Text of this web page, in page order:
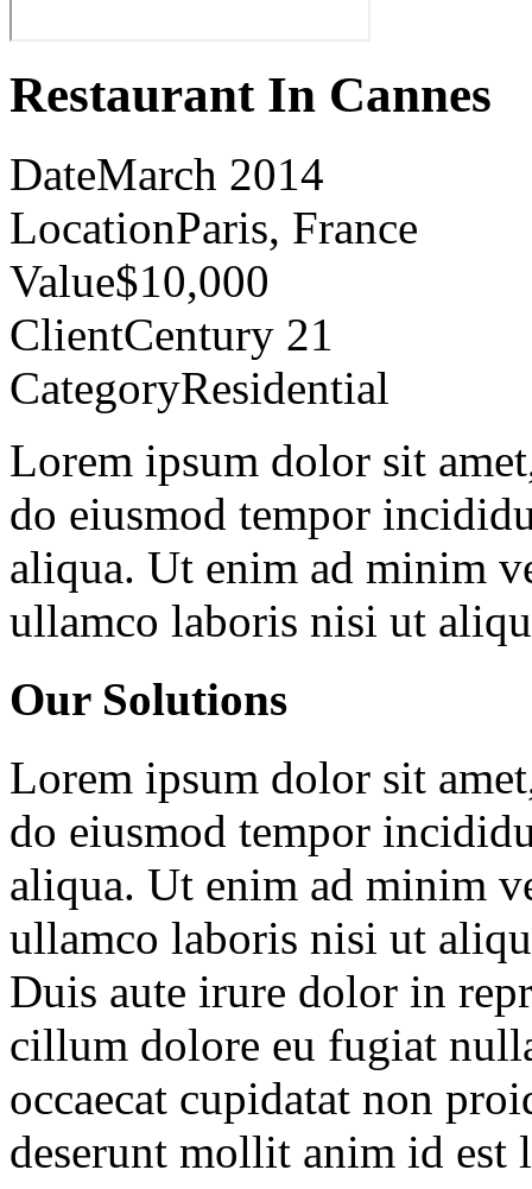
Restaurant In Cannes
DateMarch 2014
LocationParis, France
Value$10,000
ClientCentury 21
CategoryResidential
Lorem ipsum dolor sit
do eiusmod tempor
aliqua. Ut enim ad minim
ullamco laboris nisi ut
Our Solutions
Lorem ipsum dolor sit
do eiusmod tempor
aliqua. Ut enim ad minim
ullamco laboris nisi ut
Duis aute irure dolor in
cillum dolore eu fugiat
occaecat cupidatat non
deserunt mollit anim id est